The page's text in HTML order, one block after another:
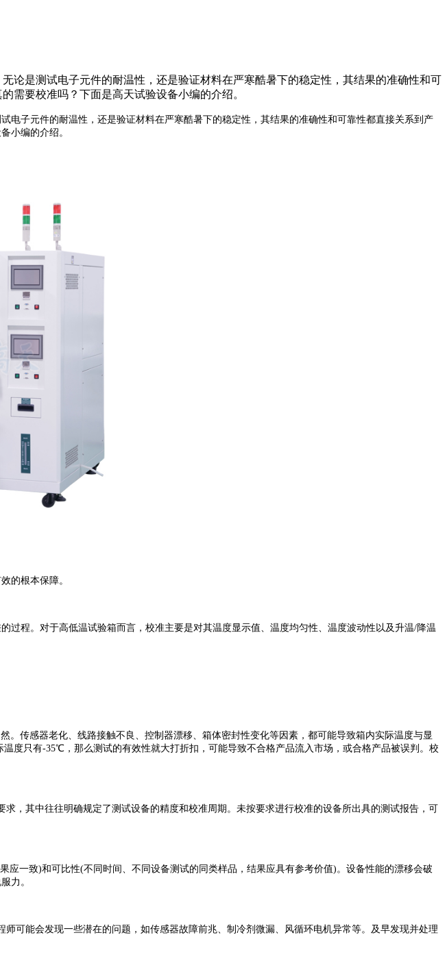
论是测试电子元件的耐温性，还是验证材料在严寒酷暑下的稳定性，其结果的准确性和可
需要校准吗？下面是高天试验设备小编的介绍。
子元件的耐温性，还是验证材料在严寒酷暑下的稳定性，其结果的准确性和可靠性都直接关系到产
小编的介绍。
的根本保障。
程。对于高低温试验箱而言，校准主要是对其温度显示值、温度均匀性、温度波动性以及升温/降温
。传感器老化、线路接触不良、控制器漂移、箱体密封性变化等因素，都可能导致箱内实际温度与显
度只有-35℃，那么测试的有效性就大打折扣，可能导致不合格产品流入市场，或合格产品被误判。校
，其中往往明确规定了测试设备的精度和校准周期。未按要求进行校准的设备所出具的测试报告，可
应一致)和可比性(不同时间、不同设备测试的同类样品，结果应具有参考价值)。设备性能的漂移会破
力。
可能会发现一些潜在的问题，如传感器故障前兆、制冷剂微漏、风循环电机异常等。及早发现并处理